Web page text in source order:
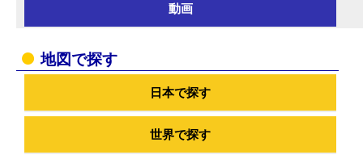
動画
地図で探す
日本で探す
世界で探す